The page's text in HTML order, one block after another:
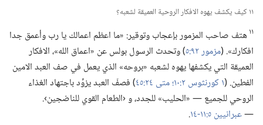
١١ كيف يكشف يهوه الافكار الروحية العميقة لشعبه؟‏
١١هتف صاحب المزمور بإعجاب وتوقير:‏ «ما اعظم اعمالك يا رب وأعمق جدا
افكارك».‏ (‏مزمور ٩٢:‏٥
‏)‏ وتحدث الرسول بولس عن «اعماق الله»،‏ الافكار
العميقة التي يكشفها يهوه لشعبه «بروحه» الذي يعمل في صف العبد الامين
الفطين.‏ (‏١ كورنثوس ٢:‏١٠؛‏ متى ٢٤:‏٤٥
‏)‏ فصفّ العبد يزوِّد باجتهاد الغذاء
الروحي للجميع —‏ «الحليب» للجدد،‏ و ‹الطعام القوي للناضجين›.‏
—‏عبرانيين ٥:‏١١-‏١٤ ‏.‏